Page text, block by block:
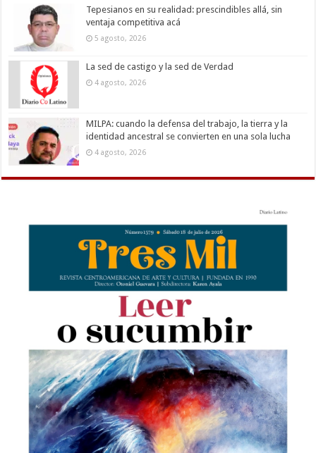
Tepesianos en su realidad: prescindibles allá, sin
ventaja competitiva acá
5 agosto, 2026
La sed de castigo y la sed de Verdad
4 agosto, 2026
MILPA: cuando la defensa del trabajo, la tierra y la
identidad ancestral se convierten en una sola lucha
4 agosto, 2026